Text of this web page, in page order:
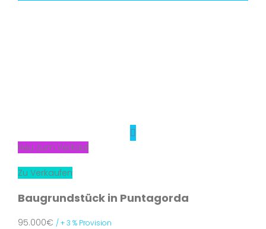
Neu zum Verkauf
Zu Verkaufen
Baugrundstück in Puntagorda
95.000€ / + 3 % Provision